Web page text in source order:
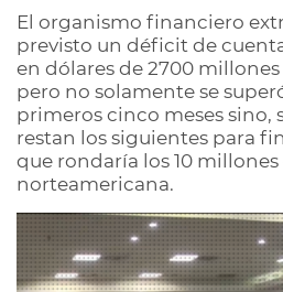
El organismo financiero
previsto un déficit de
en dólares de 2700
pero no solamente se
primeros cinco meses sino,
restan los siguientes para
que rondaría los 10 millones
norteamericana.